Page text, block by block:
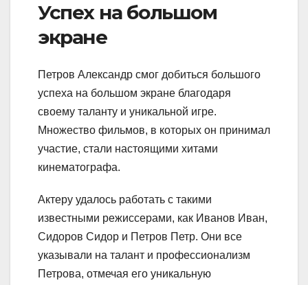
Успех на большом
экране
Петров Александр смог добиться большого
успеха на большом экране благодаря
своему таланту и уникальной игре.
Множество фильмов, в которых он принимал
участие, стали настоящими хитами
кинематографа.
Актеру удалось работать с такими
известными режиссерами, как Иванов Иван,
Сидоров Сидор и Петров Петр. Они все
указывали на талант и профессионализм
Петрова, отмечая его уникальную